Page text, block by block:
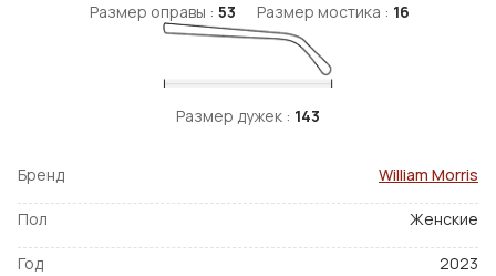
Размер оправы : 53 Размер мостика : 16
Размер дужек : 143
Бренд William Morris
Пол Женские
Год 2023